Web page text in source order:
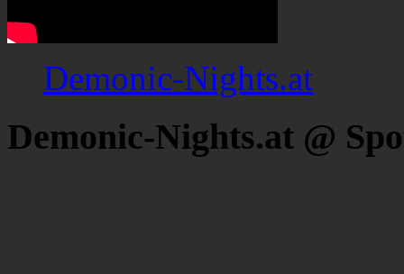
Demonic-Nights.at
Demonic-Nights.at @